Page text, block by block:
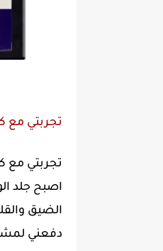
تجربتي مع
تجربتي مع
اصبح جلد
الضيق
دفعني